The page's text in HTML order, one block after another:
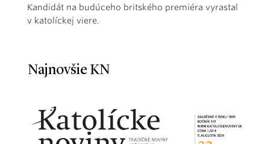
Kandidát na budúceho britského premiéra vyrastal
v katolíckej viere.
Najnovšie KN